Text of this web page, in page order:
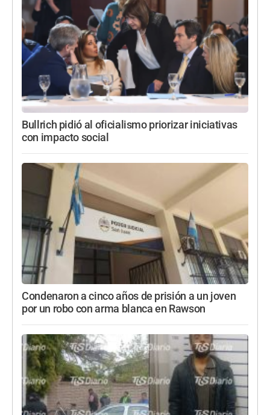
Bullrich pidió al oficialismo priorizar iniciativas
con impacto social
Condenaron a cinco años de prisión a un joven
por un robo con arma blanca en Rawson